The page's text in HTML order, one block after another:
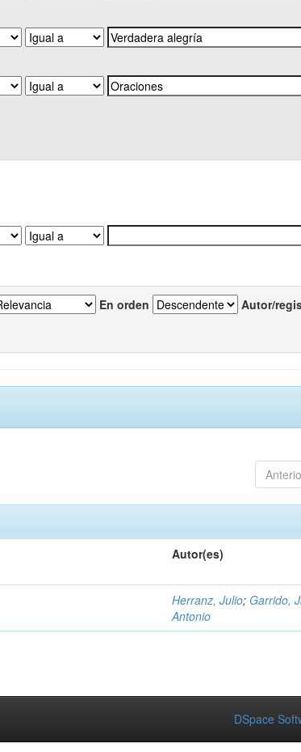
En orden Autor/
Autor(es)
Herranz, Julio; Garrido,
Antonio
DSpace